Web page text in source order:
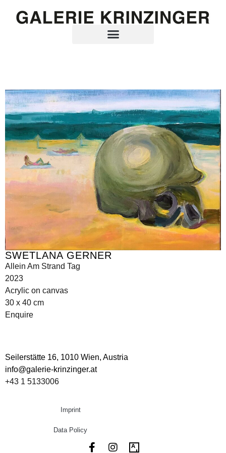
SWETLANA GERNER
Allein Am Strand Tag
2023
Acrylic on canvas
30 x 40 cm
Enquire
Seilerstätte 16, 1010 Wien, Austria
info@galerie-krinzinger.at
+43 1 5133006
Imprint
Data Policy